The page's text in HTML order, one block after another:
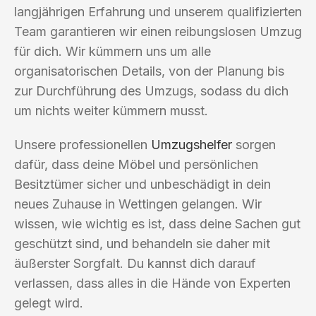
langjährigen Erfahrung und unserem qualifizierten
Team garantieren wir einen reibungslosen Umzug
für dich. Wir kümmern uns um alle
organisatorischen Details, von der Planung bis
zur Durchführung des Umzugs, sodass du dich
um nichts weiter kümmern musst.
Unsere professionellen Umzugshelfer sorgen
dafür, dass deine Möbel und persönlichen
Besitztümer sicher und unbeschädigt in dein
neues Zuhause in Wettingen gelangen. Wir
wissen, wie wichtig es ist, dass deine Sachen gut
geschützt sind, und behandeln sie daher mit
äußerster Sorgfalt. Du kannst dich darauf
verlassen, dass alles in die Hände von Experten
gelegt wird.